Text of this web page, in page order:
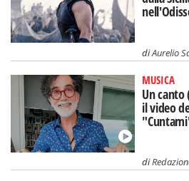
diAurelio
MUSICA
Un canto
il video
di